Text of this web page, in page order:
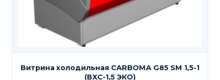
Витрина холодильная CARBOMA G85 SM 1,5-1
(ВХС-1,5 ЭКО)